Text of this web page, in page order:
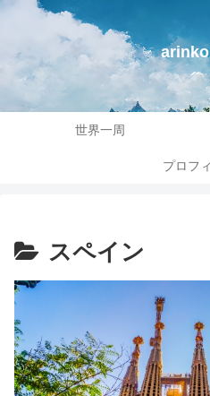
世界一周
プロフ
スペイン